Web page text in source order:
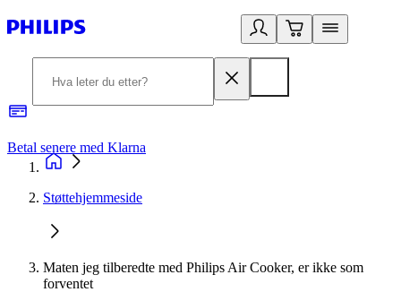
Betal senere med Klarna
Støttehjemmeside
Maten jeg tilberedte med Philips Air Cooker, er ikke som
forventet